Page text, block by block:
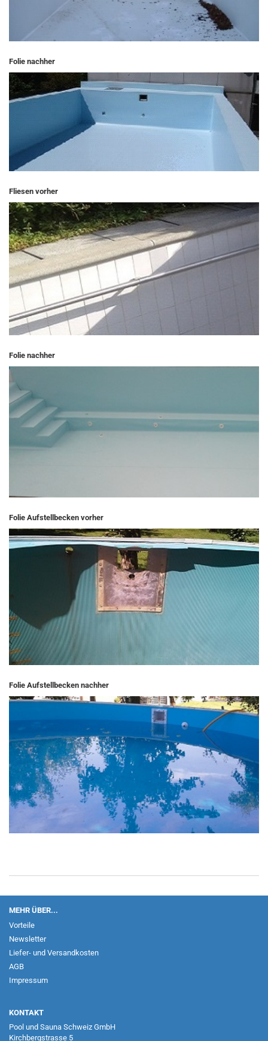
Folie nachher
Fliesen vorher
Folie nachher
Folie Aufstellbecken vorher
Folie Aufstellbecken nachher
MEHR ÜBER...
Vorteile
Newsletter
Liefer- und Versandkosten
AGB
Impressum
KONTAKT
Pool und Sauna Schweiz GmbH
Kirchbergstrasse 5